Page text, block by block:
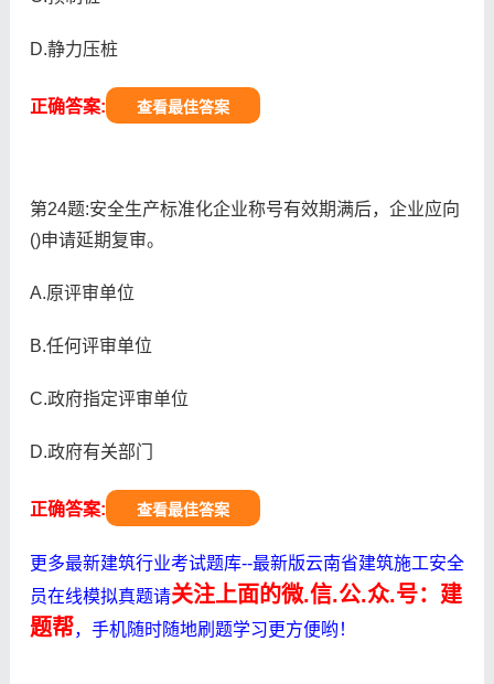
D.静力压桩
正确答案: 查看最佳答案
第24题:安全生产标准化企业称号有效期满后，企业应向
()申请延期复审。
A.原评审单位
B.任何评审单位
C.政府指定评审单位
D.政府有关部门
正确答案: 查看最佳答案
更多最新建筑行业考试题库--最新版云南省建筑施工安全
员在线模拟真题请关注上面的微.信.公.众.号：建
题帮，手机随时随地刷题学习更方便哟！